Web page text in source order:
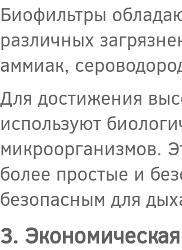
Биофильтры
различных
аммиак,
Для достижения
используют
микроорганизмов.
более простые и
безопасным для
3.